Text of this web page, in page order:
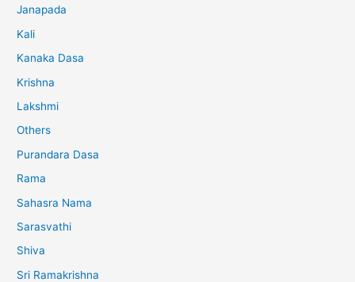
Janapada
Kali
Kanaka Dasa
Krishna
Lakshmi
Others
Purandara Dasa
Rama
Sahasra Nama
Sarasvathi
Shiva
Sri Ramakrishna